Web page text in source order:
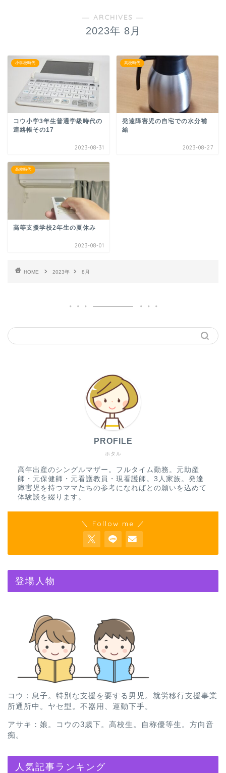
― ARCHIVES ―
2023年 8月
小学校時代
コウ小学3年生普通学級時代の
連絡帳その17
2023-08-31
高校時代
発達障害児の自宅での水分補
給
2023-08-27
高校時代
高等支援学校2年生の夏休み
2023-08-01
HOME 2023年 8月
ホタル
PROFILE
高年出産のシングルマザー。フルタイム勤務。元助産
師・元保健師・元看護教員・現看護師。3人家族。発達
障害児を持つママたちの参考になればとの願いを込めて
体験談を綴ります。
＼ Follow me ／
登場人物
コウ：息子。特別な支援を要する男児。就労移行支援事業
所通所中。ヤセ型。不器用、運動下手。
アサキ：娘。コウの3歳下。高校生。自称優等生。方向音
痴。
人気記事ランキング